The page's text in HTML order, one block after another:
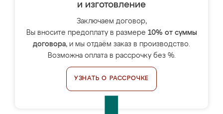
и изготовление
Заключаем договор,
Вы вносите предоплату в размере 10% от суммы
договора, и мы отдаём заказ в производство.
Возможна оплата в рассрочку без %.
УЗНАТЬ О РАССРОЧКЕ